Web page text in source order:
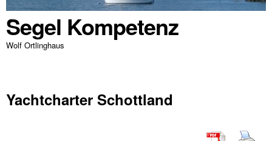
Segel Kompetenz
Wolf Ortlinghaus
Yachtcharter Schottland